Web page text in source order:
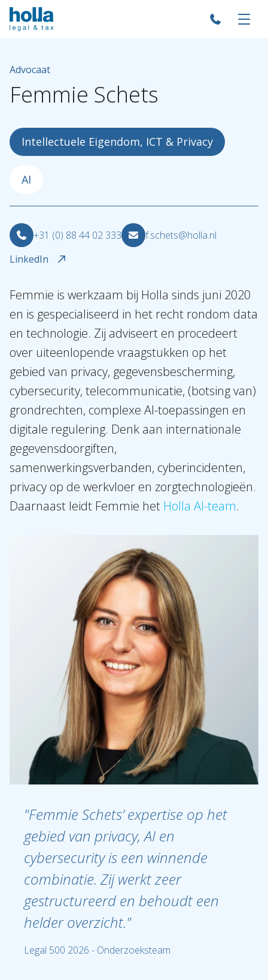
Over Holla
Onze mensen
Expertises
Internationaal
Nieuws
NL EN DE FR
Advocaat
Femmie Schets
Intellectuele Eigendom, ICT & Privacy
AI
+31 (0) 88 44 02 333
f.schets@holla.nl
LinkedIn
Femmie is werkzaam bij Holla sinds juni 2020
en is gespecialiseerd in het recht rondom data
en technologie. Zij adviseert en procedeert
over uiteenlopende vraagstukken op het
gebied van privacy, gegevensbescherming,
cybersecurity, telecommunicatie, (botsing van)
grondrechten, complexe AI-toepassingen en
digitale regulering. Denk aan internationale
gegevensdoorgiften,
samenwerkingsverbanden, cyberincidenten,
privacy op de werkvloer en zorgtechnologieën.
Daarnaast leidt Femmie het Holla AI-team.
"Femmie Schets’ expertise op het
gebied van privacy, AI en
cybersecurity is een winnende
combinatie. Zij werkt zeer
gestructureerd en behoudt een
helder overzicht."
Legal 500 2026 - Onderzoeksteam